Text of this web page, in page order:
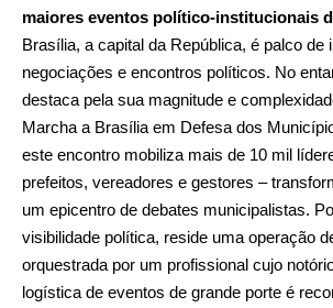
maiores eventos político-institucionais
Brasília, a capital da República, é palco de
negociações e encontros políticos. No
destaca pela sua magnitude e
Marcha a Brasília em Defesa dos
este encontro mobiliza mais de 10 mil
prefeitos, vereadores e gestores –
um epicentro de debates municipalistas.
visibilidade política, reside uma operação
orquestrada por um profissional cujo
logística de eventos de grande porte é